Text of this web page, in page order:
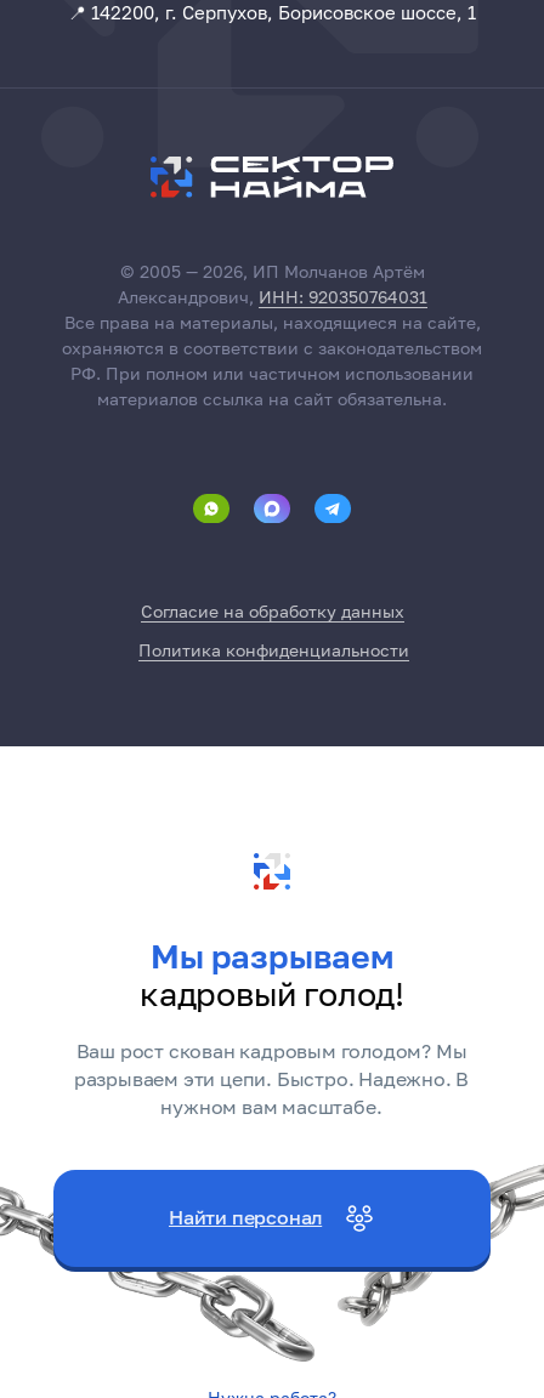
Согласие на обработку данных
Политика конфиденциальности
© 2005 — 2026, ИП Молчанов Артём
Александрович, ИНН: 920350764031
Все права на материалы, находящиеся на сайте,
охраняются в соответствии с законодательством
РФ. При полном или частичном использовании
материалов ссылка на сайт обязательна.
📍 142200, г. Серпухов, Борисовское шоссе, 1
Найти персонал
Мы разрываем
кадровый голод!
Ваш рост скован кадровым голодом? Мы
разрываем эти цепи. Быстро. Надежно. В
нужном вам масштабе.